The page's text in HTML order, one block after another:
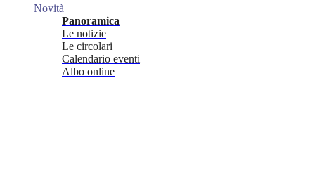
Novità
Panoramica
Le notizie
Le circolari
Calendario eventi
Albo online